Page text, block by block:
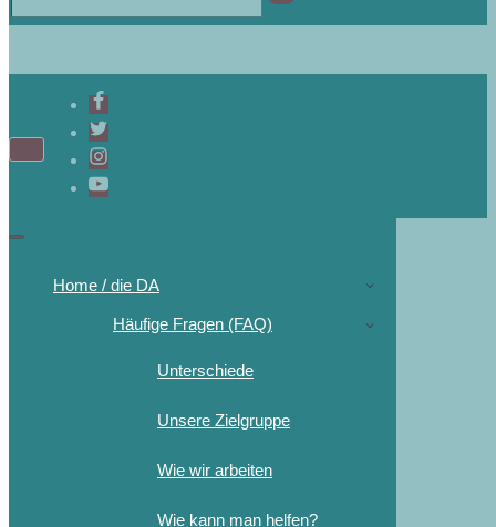
Home / die DA
Häufige Fragen (FAQ)
Unterschiede
Unsere Zielgruppe
Wie wir arbeiten
Wie kann man helfen?